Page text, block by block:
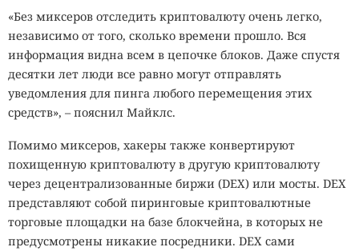
«Без миксеров отследить криптовалюту очень легко,
независимо от того, сколько времени прошло. Вся
информация видна всем в цепочке блоков. Даже спустя
десятки лет люди все равно могут отправлять
уведомления для пинга любого перемещения этих
средств», – пояснил Майклс.
Помимо миксеров, хакеры также конвертируют
похищенную криптовалюту в другую криптовалюту
через децентрализованные биржи (DEX) или мосты. DEX
представляют собой пиринговые криптовалютные
торговые площадки на базе блокчейна, в которых не
предусмотрены никакие посредники. DEX сами